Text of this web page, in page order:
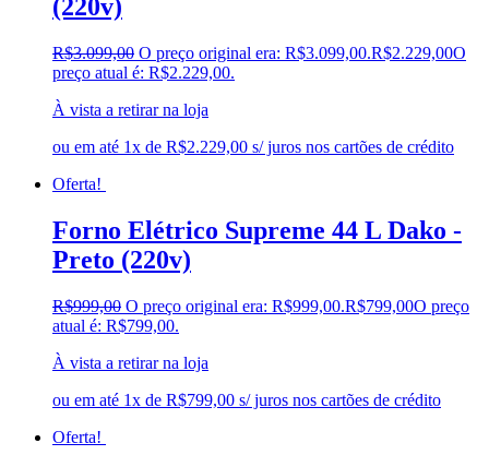
(220v)
R$3.099,00 O preço original era: R$3.099,00.R$2.229,00O
preço atual é: R$2.229,00.
À vista a retirar na loja
ou em até 1x de R$2.229,00 s/ juros nos cartões de crédito
Oferta!
Forno Elétrico Supreme 44 L Dako -
Preto (220v)
R$999,00 O preço original era: R$999,00.R$799,00O preço
atual é: R$799,00.
À vista a retirar na loja
ou em até 1x de R$799,00 s/ juros nos cartões de crédito
Oferta!